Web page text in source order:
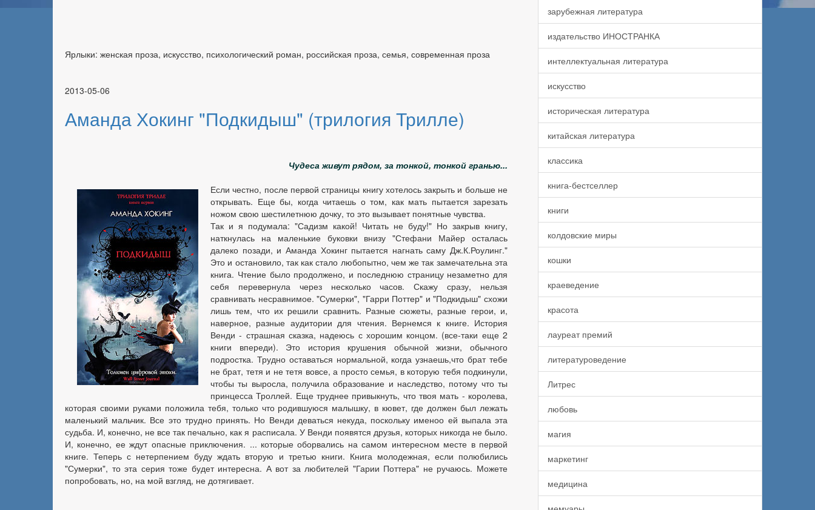
Ярлыки: женская проза, искусство, психологический роман, российская проза, семья, современная проза
2013-05-06
Аманда Хокинг "Подкидыш" (трилогия Трилле)
Чудеса живут рядом, за тонкой, тонкой гранью...
Если честно, после первой страницы книгу хотелось закрыть и больше не
открывать. Еще бы, когда читаешь о том, как мать пытается зарезать
ножом свою шестилетнюю дочку, то это вызывает понятные чувства.
Так и я подумала: "Садизм какой! Читать не буду!" Но закрыв книгу,
наткнулась на маленькие буковки внизу "Стефани Майер осталась
далеко позади, и Аманда Хокинг пытается нагнать саму Дж.К.Роулинг."
Это и остановило, так как стало любопытно, чем же так замечательна эта
книга. Чтение было продолжено, и последнюю страницу незаметно для
себя перевернула через несколько часов. Скажу сразу, нельзя
сравнивать несравнимое. "Сумерки", "Гарри Поттер" и "Подкидыш" схожи
лишь тем, что их решили сравнить. Разные сюжеты, разные герои, и,
наверное, разные аудитории для чтения. Вернемся к книге. История
Венди - страшная сказка, надеюсь с хорошим концом. (все-таки еще 2
книги впереди). Это история крушения обычной жизни, обычного
подростка. Трудно оставаться нормальной, когда узнаешь,что брат тебе
не брат, тетя и не тетя вовсе, а просто семья, в которую тебя подкинули,
чтобы ты выросла, получила образование и наследство, потому что ты
принцесса Троллей. Еще труднее привыкнуть, что твоя мать - королева,
которая своими руками положила тебя, только что родившуюся малышку, в кювет, где должен был лежать
маленький мальчик. Все это трудно принять. Но Венди деваться некуда, поскольку именоо ей выпала эта
судьба. И, конечно, не все так печально, как я расписала. У Венди появятся друзья, которых никогда не было.
И, конечно, ее ждут опасные приключения. ... которые оборвались на самом интересном месте в первой
книге. Теперь с нетерпением буду ждать вторую и третью книги. Книга молодежная, если полюбились
"Сумерки", то эта серия тоже будет интересна. А вот за любителей "Гарии Поттера" не ручаюсь. Можете
попробовать, но, на мой взгляд, не дотягивает.
зарубежная литература
издательство ИНОСТРАНКА
интеллектуальная литература
искусство
историческая литература
китайская литература
классика
книга-бестселлер
книги
колдовские миры
кошки
краеведение
красота
лауреат премий
литературоведение
Литрес
любовь
магия
маркетинг
медицина